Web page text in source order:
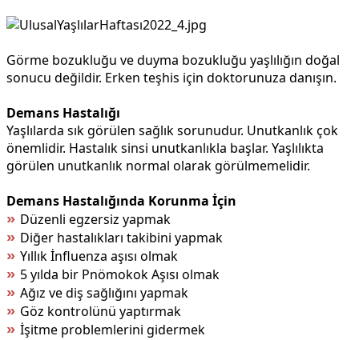
Görme bozukluğu ve duyma bozukluğu yaşlılığın doğal
sonucu değildir. Erken teşhis için doktorunuza danışın.
Demans Hastalığı
Yaşlılarda sık görülen sağlık sorunudur. Unutkanlık çok
önemlidir. Hastalık sinsi unutkanlıkla başlar. Yaşlılıkta
görülen unutkanlık normal olarak görülmemelidir.
Demans Hastalığında Korunma İçin
» Düzenli egzersiz yapmak
» Diğer hastalıkları takibini yapmak
» Yıllık İnfluenza aşısı olmak
» 5 yılda bir Pnömokok Aşısı olmak
» Ağız ve diş sağlığını yapmak
» Göz kontrolünü yaptırmak
» İşitme problemlerini gidermek